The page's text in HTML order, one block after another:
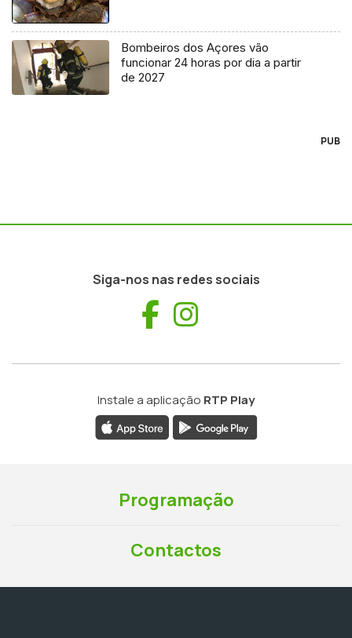
Bombeiros dos Açores vão
funcionar 24 horas por dia a partir
de 2027
PUB
Siga-nos nas redes sociais
Facebook
Instale a aplicação RTP Play
Programação
Contactos